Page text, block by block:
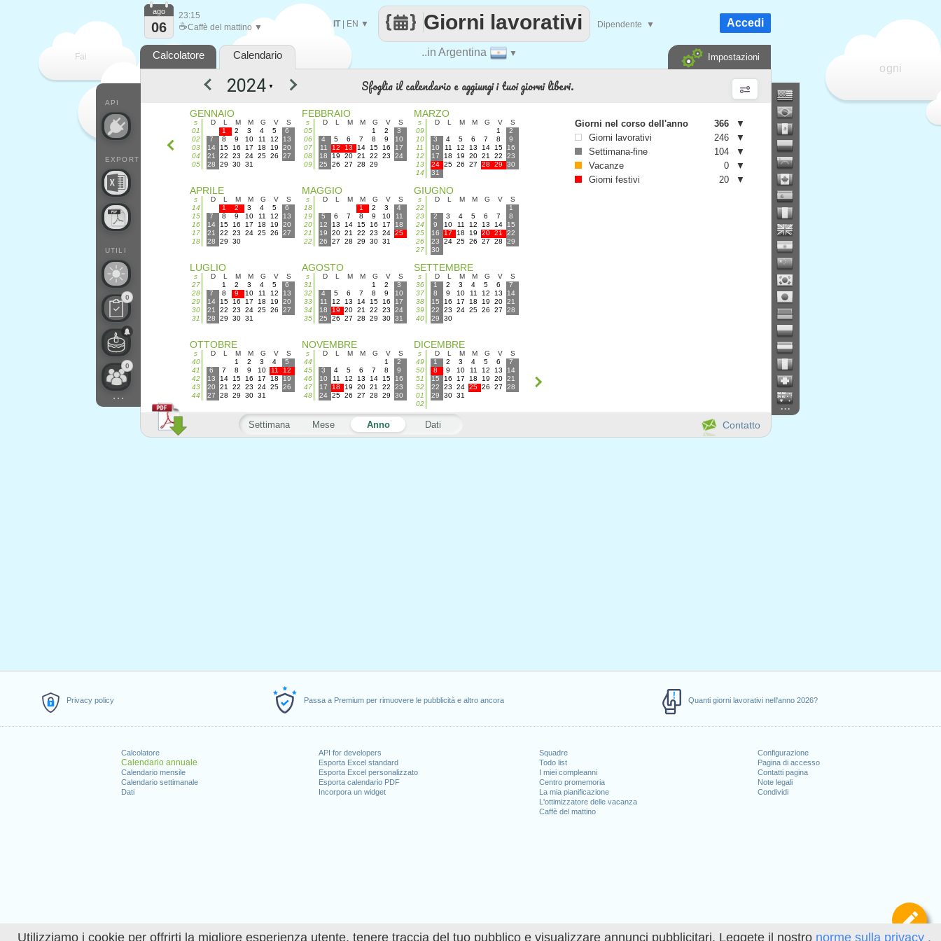
Utilizziamo i cookie per offrirti la migliore esperienza utente, tenere traccia del tuo pubblico e visualizzare annunci pubblicitari. Leggete il nostro norme sulla privacy .
Privacy policy Passa a Premium per rimuovere le pubblicità e altro ancora Quanti giorni lavorativi nell'anno 2026?
Calcolatore
Calendario annuale
Calendario mensile
Calendario settimanale
Dati
API for developers
Esporta Excel standard
Esporta Excel personalizzato
Esporta calendario PDF
Incorpora un widget
Squadre
Todo list
I miei compleanni
Centro promemoria
La mia pianificazione
L'ottimizzatore delle vacanza
Caffè del mattino
Configurazione
Pagina di accesso
Contatti pagina
Note legali
Condividi
Fai
ogni
..in Argentina ▼
Giorni lavorativi
IT| EN ▼ Dipendente ▼
API
EXPORT
UTILI
0
0
...
ago
06
23:15
☕Caffè del mattino ▼ Accedi
Calcolatore Calendario Impostazioni
...
Contatto
▼ Sfoglia il calendario e aggiungi i tuoi giorni liberi.
GENNAIO
s D L M M G V
S
01
1 2 3 4 5
6
02
7 8 9 10 11 12
13
03
14 15 16 17 18 19
20
04
21 22 23 24 25 26
27
05
28 29 30 31
FEBBRAIO
s D L M M G V
S
05
1 2
3
06
4 5 6 7 8 9
10
07
11 12 13 14 15 16
17
08
18 19 20 21 22 23
24
09
25 26 27 28 29
MARZO
s D L M M G V
S
09
1
2
10
3 4 5 6 7 8
9
11
10 11 12 13 14 15
16
12
17 18 19 20 21 22
23
13
24 25 26 27 28 29
30
14
31
APRILE
s D L M M G V
S
14
1 2 3 4 5
6
15
7 8 9 10 11 12
13
16
14 15 16 17 18 19
20
17
21 22 23 24 25 26
27
18
28 29 30
MAGGIO
s D L M M G V
S
18
1 2 3
4
19
5 6 7 8 9 10
11
20
12 13 14 15 16 17
18
21
19 20 21 22 23 24 25
22
26 27 28 29 30 31
GIUGNO
s D L M M G V
S
22
1
23
2 3 4 5 6 7
8
24
9 10 11 12 13 14
15
25
16 17 18 19 20 21
22
26
23 24 25 26 27 28
29
27
30
LUGLIO
s D L M M G V
S
27
1 2 3 4 5
6
28
7 8 9 10 11 12
13
29
14 15 16 17 18 19
20
30
21 22 23 24 25 26
27
31
28 29 30 31
AGOSTO
s D L M M G V
S
31
1 2
3
32
4 5 6 7 8 9
10
33
11 12 13 14 15 16
17
34
18 19 20 21 22 23
24
35
25 26 27 28 29 30 31
SETTEMBRE
s D L M M G V
S
36
1 2 3 4 5 6
7
37
8 9 10 11 12 13
14
38
15 16 17 18 19 20 21
39
22 23 24 25 26 27
28
40
29 30
OTTOBRE
s D L M M G V
S
40
1 2 3 4
5
41
6 7 8 9 10 11
12
42
13 14 15 16 17 18
19
43
20 21 22 23 24 25 26
44
27 28 29 30 31
NOVEMBRE
s D L M M G V
S
44
1
2
45
3 4 5 6 7 8
9
46
10 11 12 13 14 15
16
47
17 18 19 20 21 22
23
48
24 25 26 27 28 29 30
DICEMBRE
s D L M M G V
S
49
1 2 3 4 5 6
7
50
8 9 10 11 12 13
14
51
15 16 17 18 19 20 21
52
22 23 24 25 26 27
28
01
29 30 31
02
Settimana Mese Anno Dati
Giorni nel corso dell'anno 366
▼
Giorni lavorativi
246
▼
Settimana-fine
104
▼
Vacanze
0
▼
Giorni festivi
20 ▼